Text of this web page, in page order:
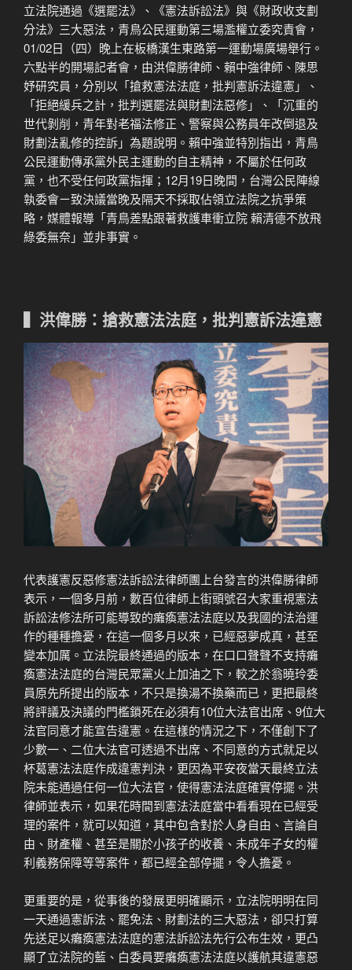
立法院通過《選罷法》、《憲法訴訟法》與《財政收支劃
分法》三大惡法，青鳥公民運動第三場濫權立委究責會，
01/02日（四）晚上在板橋漢生東路第一運動場廣場舉行。
六點半的開場記者會，由洪偉勝律師、賴中強律師、陳思
妤研究員，分別以「搶救憲法法庭，批判憲訴法違憲」、
「拒絕緩兵之計，批判選罷法與財劃法惡修」、「沉重的
世代剝削，青年對老福法修正、警察與公務員年改倒退及
財劃法亂修的控訴」為題說明。賴中強並特別指出，青鳥
公民運動傳承黨外民主運動的自主精神，不屬於任何政
黨，也不受任何政黨指揮；12月19日晚間，台灣公民陣線
執委會ㄧ致決議當晚及隔天不採取佔領立法院之抗爭策
略，媒體報導「青鳥差點跟著救護車衝立院 賴清德不放飛
綠委無奈」並非事實。
▍洪偉勝：搶救憲法法庭，批判憲訴法違憲
代表護憲反惡修憲法訴訟法律師團上台發言的洪偉勝律師
表示，一個多月前，數百位律師上街頭號召大家重視憲法
訴訟法修法所可能導致的癱瘓憲法法庭以及我國的法治運
作的種種擔憂，在這一個多月以來，已經惡夢成真，甚至
變本加厲。立法院最終通過的版本，在口口聲聲不支持癱
瘓憲法法庭的台灣民眾黨火上加油之下，較之於翁曉玲委
員原先所提出的版本，不只是換湯不換藥而已，更把最終
將評議及決議的門檻鎖死在必須有10位大法官出席、9位大
法官同意才能宣告違憲。在這樣的情況之下，不僅創下了
少數一、二位大法官可透過不出席、不同意的方式就足以
杯葛憲法法庭作成違憲判決，更因為平安夜當天最終立法
院未能通過任何一位大法官，使得憲法法庭確實停擺。洪
律師並表示，如果花時間到憲法法庭當中看看現在已經受
理的案件，就可以知道，其中包含對於人身自由、言論自
由、財產權、甚至是關於小孩子的收養、未成年子女的權
利義務保障等等案件，都已經全部停擺，令人擔憂。
更重要的是，從事後的發展更明確顯示，立法院明明在同
一天通過憲訴法、罷免法、財劃法的三大惡法，卻只打算
先送足以癱瘓憲法法庭的憲法訴訟法先行公布生效，更凸
顯了立法院的藍、白委員要癱瘓憲法法庭以護航其違憲惡